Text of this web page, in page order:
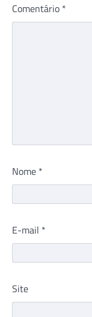
Comentário *
Nome *
E-mail *
Site